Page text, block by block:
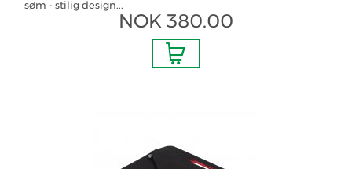
søm - stilig design...
NOK 380.00